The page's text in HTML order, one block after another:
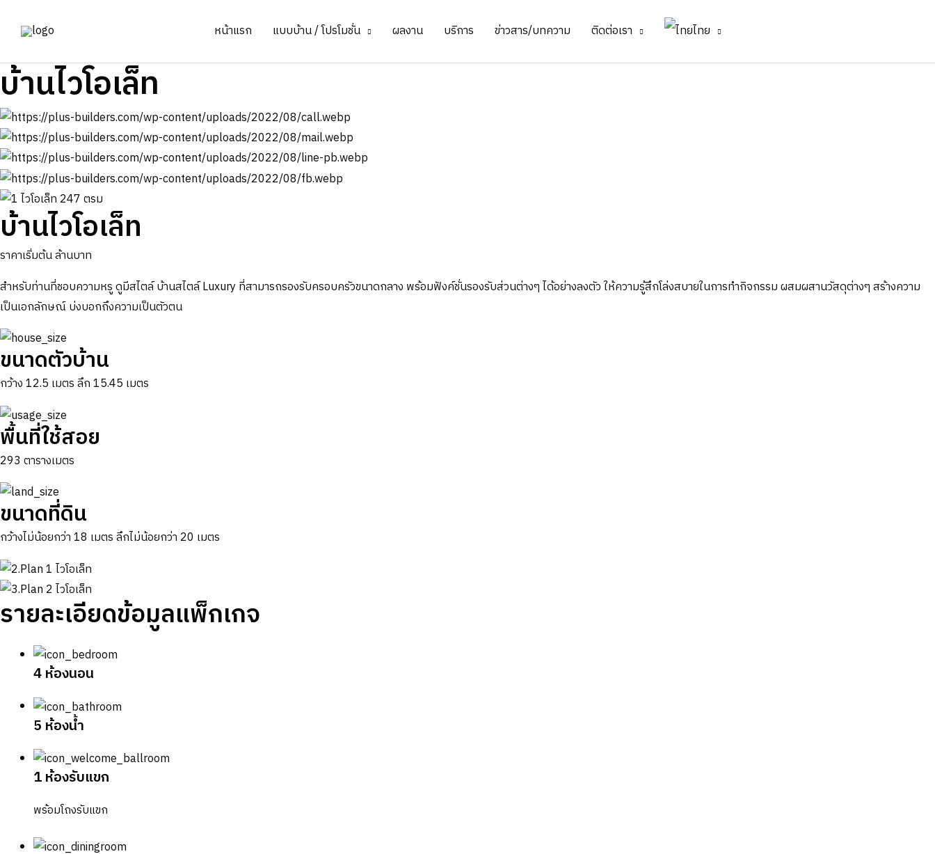
หน้าแรก แบบบ้าน / โปรโมชั่น ผลงาน บริการ ข่าวสาร/บทความ ติดต่อเรา ไทย
บ้านไวโอเล็ท
บ้านไวโอเล็ท
ราคาเริ่มต้นล้านบาท
สำหรับท่านที่ชอบความหรู ดูมีสไตล์ บ้านสไตล์ Luxury ที่สามารถรองรับครอบครัวขนาดกลาง พร้อมฟังค์ชั่นรองรับส่วนต่างๆ ได้อย่างลงตัว ให้ความรู้สึกโล่งสบายในการทำกิจกรรม ผสมผสานวัสดุต่างๆ สร้างความ
เป็นเอกลักษณ์ บ่งบอกถึงความเป็นตัวตน
ขนาดตัวบ้าน
กว้าง 12.5 เมตร ลึก 15.45 เมตร
พื้นที่ใช้สอย
293 ตารางเมตร
ขนาดที่ดิน
กว้างไม่น้อยกว่า 18 เมตร ลึกไม่น้อยกว่า 20 เมตร
รายละเอียดข้อมูลแพ็กเกจ
4 ห้องนอน
5 ห้องน้ำ
1 ห้องรับแขก
พร้อมโถงรับแขก